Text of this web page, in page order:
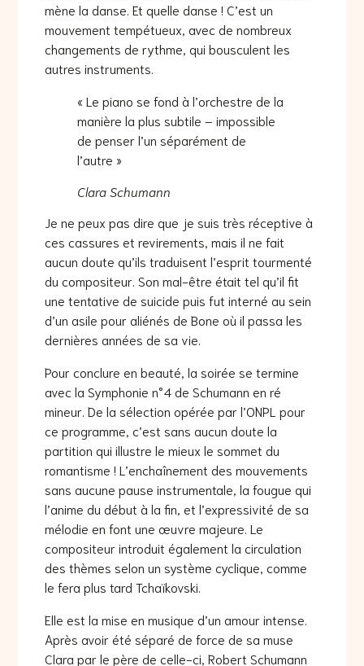
mène la danse. Et quelle danse ! C’est un
mouvement tempétueux, avec de nombreux
changements de rythme, qui bousculent les
autres instruments.
« Le piano se fond à l’orchestre de la
manière la plus subtile – impossible
de penser l’un séparément de
l’autre »
Clara Schumann
Je ne peux pas dire que je suis très réceptive à
ces cassures et revirements, mais il ne fait
aucun doute qu’ils traduisent l’esprit tourmenté
du compositeur. Son mal-être était tel qu’il fit
une tentative de suicide puis fut interné au sein
d’un asile pour aliénés de Bone où il passa les
dernières années de sa vie.
Pour conclure en beauté, la soirée se termine
avec la Symphonie n°4 de Schumann en ré
mineur. De la sélection opérée par l’ONPL pour
ce programme, c’est sans aucun doute la
partition qui illustre le mieux le sommet du
romantisme ! L’enchaînement des mouvements
sans aucune pause instrumentale, la fougue qui
l’anime du début à la fin, et l’expressivité de sa
mélodie en font une œuvre majeure. Le
compositeur introduit également la circulation
des thèmes selon un système cyclique, comme
le fera plus tard Tchaïkovski.
Elle est la mise en musique d’un amour intense.
Après avoir été séparé de force de sa muse
Clara par le père de celle-ci, Robert Schumann